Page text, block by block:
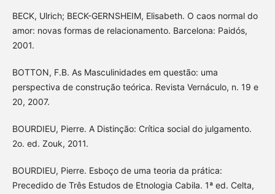
BECK, Ulrich; BECK-GERNSHEIM, Elisabeth. O caos normal do
amor: novas formas de relacionamento. Barcelona: Paidós,
2001.
BOTTON, F.B. As Masculinidades em questão: uma
perspectiva de construção teórica. Revista Vernáculo, n. 19 e
20, 2007.
BOURDIEU, Pierre. A Distinção: Crítica social do julgamento.
2o. ed. Zouk, 2011.
BOURDIEU, Pierre. Esboço de uma teoria da prática:
Precedido de Três Estudos de Etnologia Cabila. 1ª ed. Celta,